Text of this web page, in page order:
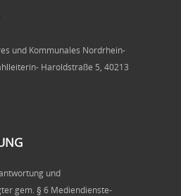
und Kommunales Nordrhein-
Haroldstraße 5, 40213
und
gem. § 6 Mediendienste-